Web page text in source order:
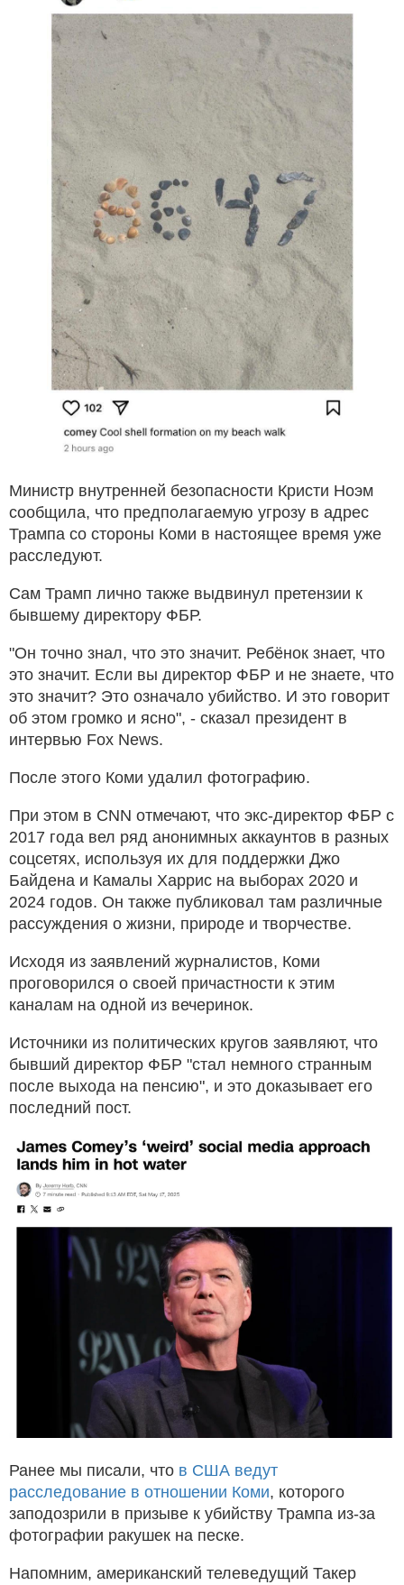
Министр внутренней безопасности Кристи Ноэм
сообщила, что предполагаемую угрозу в адрес
Трампа со стороны Коми в настоящее время уже
расследуют.
Сам Трамп лично также выдвинул претензии к
бывшему директору ФБР.
"Он точно знал, что это значит. Ребёнок знает, что
это значит. Если вы директор ФБР и не знаете, что
это значит? Это означало убийство. И это говорит
об этом громко и ясно", - сказал президент в
интервью Fox News.
После этого Коми удалил фотографию.
При этом в CNN отмечают, что экс-директор ФБР с
2017 года вел ряд анонимных аккаунтов в разных
соцсетях, используя их для поддержки Джо
Байдена и Камалы Харрис на выборах 2020 и
2024 годов. Он также публиковал там различные
рассуждения о жизни, природе и творчестве.
Исходя из заявлений журналистов, Коми
проговорился о своей причастности к этим
каналам на одной из вечеринок.
Источники из политических кругов заявляют, что
бывший директор ФБР "стал немного странным
после выхода на пенсию", и это доказывает его
последний пост.
Ранее мы писали, что в США ведут
расследование в отношении Коми, которого
заподозрили в призыве к убийству Трампа из-за
фотографии ракушек на песке.
Напомним, американский телеведущий Такер